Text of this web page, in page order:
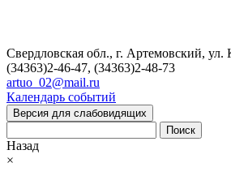
Свердловская обл., г. Артемовский, ул.
(34363)2-46-47, (34363)2-48-73
artuo_02@mail.ru
Календарь событий
Версия для слабовидящих
Поиск
Назад
×